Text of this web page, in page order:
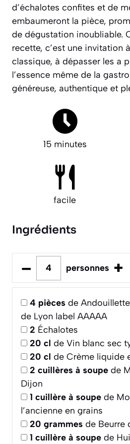
d’échalotes confites et de
embaumeront la pièce,
de dégustation inoubliable.
recette, c’est une invitation
classique, à dépasser les a
l’essence même de la
généreuse, authentique et
15 minutes
facile
Ingrédients
– personnes +
4 pièces de
de Lyon label AAAAA
2 Échalotes
20 cl de Vin blanc sec
20 cl de Crème liquide
2 cuillères à soupe de
Dijon
1 cuillère à soupe de
l’ancienne en grains
20 grammes de Beurre
1 cuillère à soupe de